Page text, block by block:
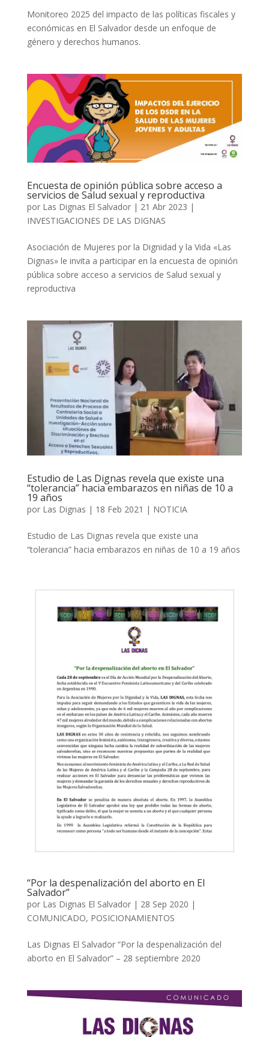
Monitoreo 2025 del impacto de las políticas fiscales y
económicas en El Salvador desde un enfoque de
género y derechos humanos.
Encuesta de opinión pública sobre acceso a
servicios de Salud sexual y reproductiva
por Las Dignas El Salvador| 21 Abr 2023 |
INVESTIGACIONES DE LAS DIGNAS
Asociación de Mujeres por la Dignidad y la Vida «Las
Dignas» le invita a participar en la encuesta de opinión
pública sobre acceso a servicios de Salud sexual y
reproductiva
Estudio de Las Dignas revela que existe una
“tolerancia” hacia embarazos en niñas de 10 a
19 años
por Las Dignas | 18 Feb 2021 | NOTICIA
Estudio de Las Dignas revela que existe una
“tolerancia” hacia embarazos en niñas de 10 a 19 años
“Por la despenalización del aborto en El
Salvador”
por Las Dignas El Salvador| 28 Sep 2020 |
COMUNICADO, POSICIONAMIENTOS
Las Dignas El Salvador “Por la despenalización del
aborto en El Salvador” – 28 septiembre 2020